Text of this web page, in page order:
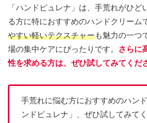
「ハンドピュレナ」は、手荒れがひど
る方に特におすすめのハンドクリーム
やすい軽いテクスチャーも魅力の一つ
場の集中ケアにぴったりです。
さらに
性を求める方は、ぜひ試してみてくだ
手荒れに悩む方におすすめのハン
ンドピュレナ」、ぜひ試してみてく